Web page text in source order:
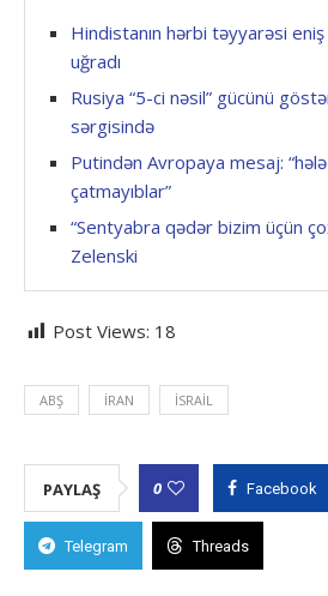
Hindistanın hərbi təyyarəsi eniş
uğradı
Rusiya “5-ci nəsil” gücünü
sərgisində
Putindən Avropaya mesaj:
çatmayıblar”
“Sentyabra qədər bizim üçün
Zelenski
Post Views: 18
ABŞ İRAN İSRAIL
PAYLAŞ 0 Facebook
Telegram Threads